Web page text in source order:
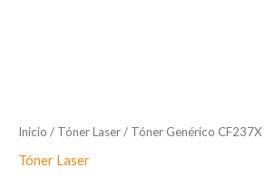
Inicio / Tóner Laser/ Tóner Genérico CF237X
Tóner Laser